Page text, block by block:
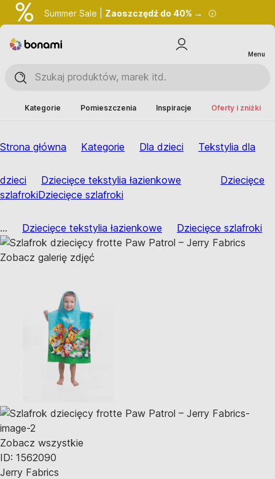
Summer Sale | Zaoszczędź do 40% →
Menu
Kategorie Pomieszczenia Inspiracje Oferty i zniżki
Strona główna Kategorie Dla dzieci Tekstylia dla
dzieci Dziecięce tekstylia łazienkowe
Dziecięce
szlafrokiDziecięce szlafroki
... Dziecięce tekstylia łazienkowe Dziecięce szlafroki
Zobacz galerię zdjęć
Zobacz wszystkie
ID: 1562090
Jerry Fabrics